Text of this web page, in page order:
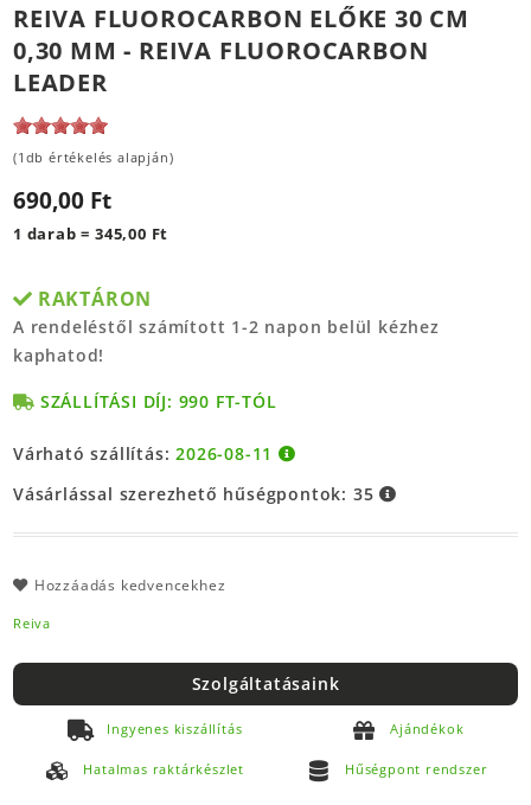
REIVA FLUOROCARBON ELŐKE 30 CM
0,30 MM - REIVA FLUOROCARBON
LEADER
(1db értékelés alapján)
690,00 Ft
1 darab = 345,00 Ft
RAKTÁRON
A rendeléstől számított 1-2 napon belül kézhez
kaphatod!
SZÁLLÍTÁSI DÍJ: 990 FT-TÓL
Várható szállítás:2026-08-11
Vásárlással szerezhető hűségpontok: 35
Hozzáadás kedvencekhez
Reiva
Szolgáltatásaink
Ingyenes kiszállítás Ajándékok
Hatalmas raktárkészlet Hűségpont rendszer